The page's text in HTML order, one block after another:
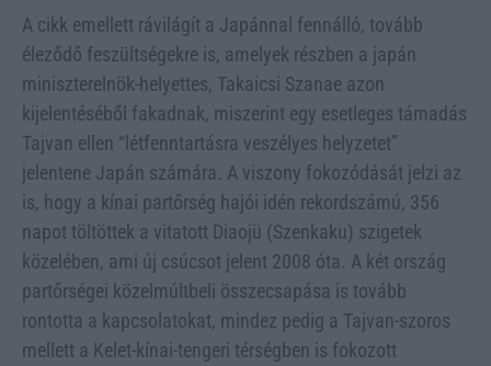
A cikk emellett rávilágít a Japánnal fennálló, tovább
éleződő feszültségekre is, amelyek részben a japán
miniszterelnök-helyettes, Takaicsi Szanae azon
kijelentéséből fakadnak, miszerint egy esetleges támadás
Tajvan ellen “létfenntartásra veszélyes helyzetet”
jelentene Japán számára. A viszony fokozódását jelzi az
is, hogy a kínai partőrség hajói idén rekordszámú, 356
napot töltöttek a vitatott Diaojü (Szenkaku) szigetek
közelében, ami új csúcsot jelent 2008 óta. A két ország
partőrségei közelmúltbeli összecsapása is tovább
rontotta a kapcsolatokat, mindez pedig a Tajvan-szoros
mellett a Kelet-kínai-tengeri térségben is fokozott